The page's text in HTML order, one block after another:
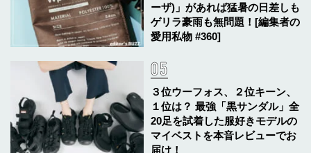
ーザ)」があれば猛暑の日差しも
ゲリラ豪雨も無問題！[編集者の
愛用私物 #360]
３位ウーフォス、２位キーン、
１位は？ 最強「黒サンダル」全
20足を試着した服好きモデルの
マイベストを本音レビューでお
届け！